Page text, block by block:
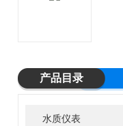
产品目录
水质仪表